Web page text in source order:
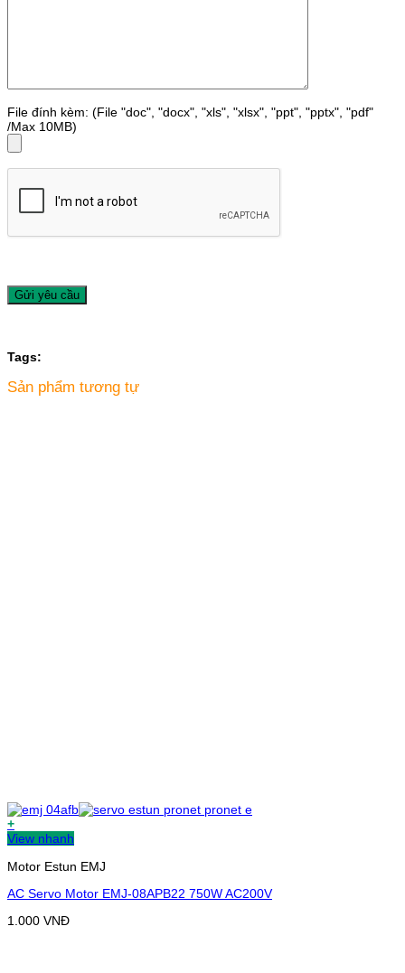
File đính kèm: (File "doc", "docx", "xls", "xlsx", "ppt", "pptx", "pdf"
/Max 10MB)
Tags:
Sản phẩm tương tự
+
View nhanh
Motor Estun EMJ
AC Servo Motor EMJ-08APB22 750W AC200V
1.000 VNĐ